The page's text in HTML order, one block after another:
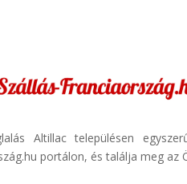
Altillac településen
portálon, és találja meg az